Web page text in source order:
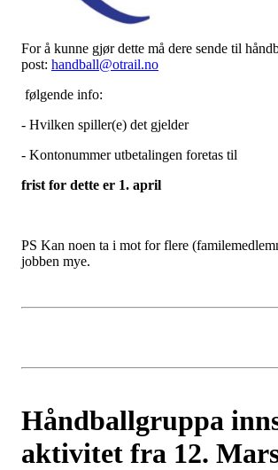
For å kunne gjør dette må dere sende til
post: handball@otrail.no
følgende info:
- Hvilken spiller(e) det gjelder
- Kontonummer utbetalingen foretas til
frist for dette er 1. april
PS Kan noen ta i mot for flere
jobben mye.
Håndballgruppa
aktivitet fra 12.